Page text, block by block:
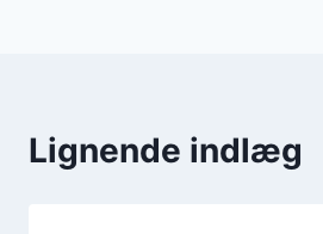
Lignende indlæg